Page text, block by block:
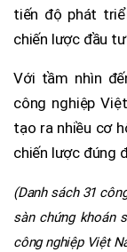
tiến độ phát
chiến lược đầu
Với tầm nhìn
công nghiệp
tạo ra nhiều cơ
chiến lược đúng
(Danh sách 31
sàn chứng khoán
công nghiệp Việt